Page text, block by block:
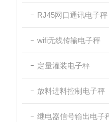
RJ45网口通讯电子秤
wifi无线传输电子秤
定量灌装电子秤
放料进料控制电子秤
继电器信号输出电子